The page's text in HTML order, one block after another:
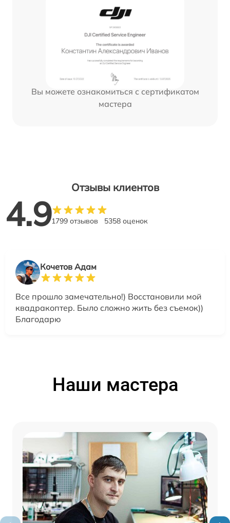
Вы можете ознакомиться с сертификатом
мастера
Отзывы клиентов
4.91799 отзывов 5358 оценок
Кочетов Адам
Все прошло замечательно!) Восстановили мой
квадракоптер. Было сложно жить без съемок))
Благодарю
Наши мастера